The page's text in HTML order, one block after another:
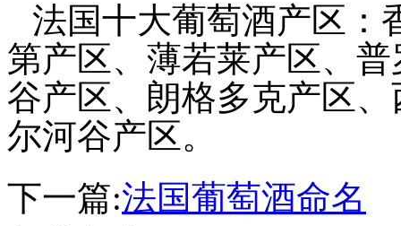
法国十大葡萄酒产区：
第产区、薄若莱产区、普
谷产区、朗格多克产区
尔河谷产区。
下一篇:法国葡萄酒命名